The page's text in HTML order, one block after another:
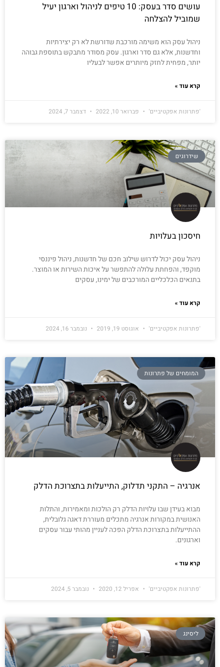
עושים סדר בעסק: 10 טיפים לניהול וארגון יעיל
שמוביל להצלחה
ניהול עסק הוא משימה מורכבת שדורשת לא רק יצירתיות
וחדשנות, אלא גם סדר וארגון. עסק מסודר מתבקש בתוספת גבוהה
יותר, מפחית לחזק מיותרים אפשר לבעליו
קרא עוד »
'פתרונות אפקטיביים' פברואר 10, 2022 דצמבר 7, 2024
שידרוגים
חיסכון בעלויות
ניהול עסק יכול לדרוש שילוב חכם של חדשנות, ניהול פיננסי
מוקפד, והפחתת עלולה להתפשר על איכות השירות או המוצר.
בתנאים הכלכליים המורכבים של ימינו, עסקים
קרא עוד »
'פתרונות אפקטיביים' אוגוסט 19, 2019 נובמבר 16, 2024
המומחים של פתרונות
אנרגיה – התקני תדלוק, התייעלות בתצרוכת הדלק
מבוא בעידן שבו עלויות הדלק רק הולכות ומאמירות, והתלות
האנושית במקורות אנרגיה מתכלים מעוררת דאגה גלובלית,
ההתייעלות בתצרוכת הדלק הפכה לעניין מהותי עבור עסקים
וארגונים.
קרא עוד »
'פתרונות אפקטיביים' אפריל 12, 2020 נובמבר 5, 2024
ליסינג